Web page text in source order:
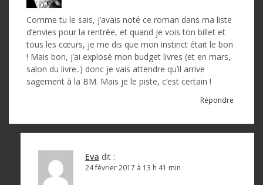
Comme tu le sais, j’avais noté ce roman dans ma liste
d’envies pour la rentrée, et quand je vois ton billet et
tous les cœurs, je me dis que mon instinct était le bon
! Mais bon, j’ai explosé mon budget livres (et en mars,
salon du livre..) donc je vais attendre qu’il arrive
sagement à la BM. Mais je le piste, c’est certain !
Répondre
Eva dit :
24 février 2017 à 13 h 41 min